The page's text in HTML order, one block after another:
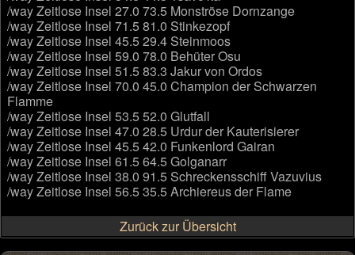
/way Zeitlose Insel 27.0 73.5 Monströse Dornzange
/way Zeitlose Insel 71.5 81.0 Stinkezopf
/way Zeitlose Insel 45.5 29.4 Steinmoos
/way Zeitlose Insel 59.0 78.0 Behüter Osu
/way Zeitlose Insel 51.5 83.3 Jakur von Ordos
/way Zeitlose Insel 70.0 45.0 Champion der Schwarzen
Flamme
/way Zeitlose Insel 53.5 52.0 Glutfall
/way Zeitlose Insel 47.0 28.5 Urdur der Kauterisierer
/way Zeitlose Insel 45.5 42.0 Funkenlord Gairan
/way Zeitlose Insel 61.5 64.5 Golganarr
/way Zeitlose Insel 38.0 91.5 Schreckensschiff Vazuvius
/way Zeitlose Insel 56.5 35.5 Archiereus der Flame
Zurück zur Übersicht